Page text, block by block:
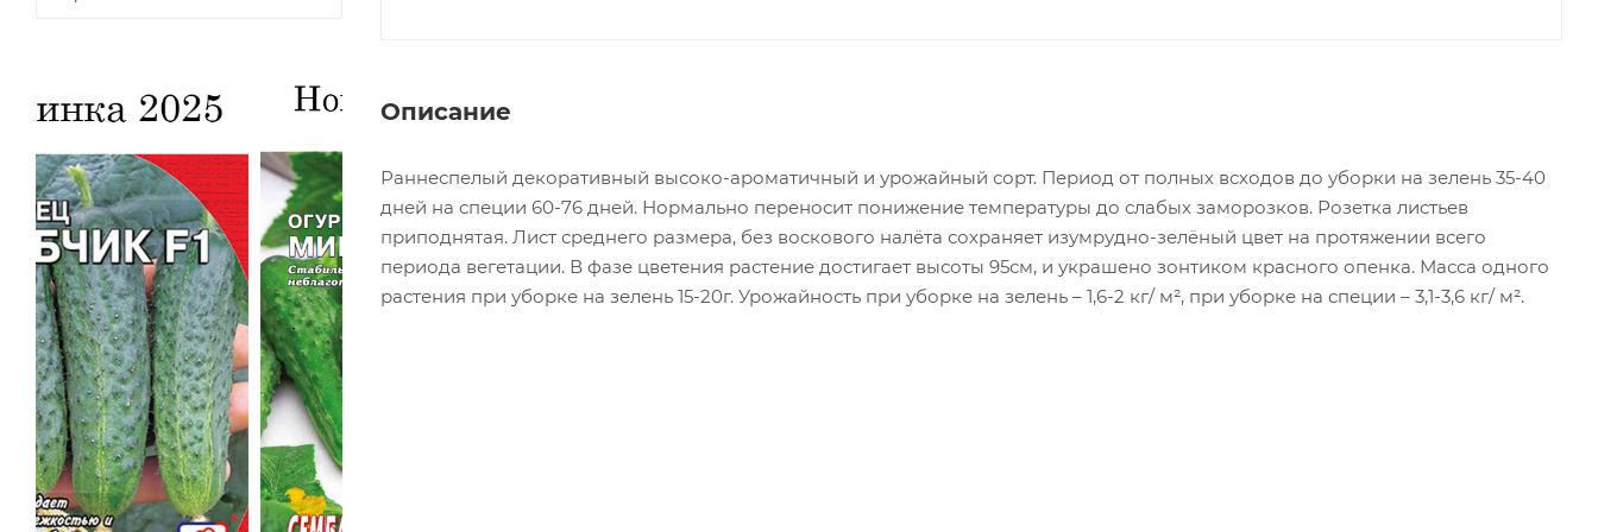
Описание
Раннеспелый декоративный высоко-ароматичный и урожайный сорт. Период от полных всходов до уборки на зелень 35-40
дней на специи 60-76 дней. Нормально переносит понижение температуры до слабых заморозков. Розетка листьев
приподнятая. Лист среднего размера, без воскового налёта сохраняет изумрудно-зелёный цвет на протяжении всего
периода вегетации. В фазе цветения растение достигает высоты 95см, и украшено зонтиком красного опенка. Масса одного
растения при уборке на зелень 15-20г. Урожайность при уборке на зелень – 1,6-2 кг/ м², при уборке на специи – 3,1-3,6 кг/ м².